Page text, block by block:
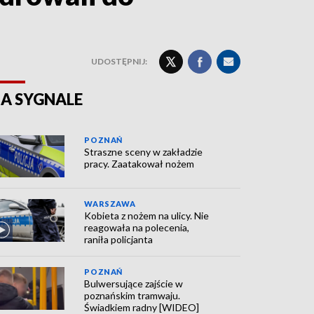
UDOSTĘPNIJ:
SYGNALE
POZNAŃ
Straszne sceny w zakładzie
pracy. Zaatakował nożem
WARSZAWA
Kobieta z nożem na ulicy. Nie
reagowała na polecenia,
raniła policjanta
POZNAŃ
Bulwersujące zajście w
poznańskim tramwaju.
Świadkiem radny [WIDEO]